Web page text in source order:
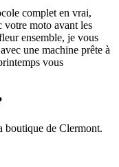
complet en vrai,
votre moto avant les
ensemble, je vous
une machine prête à
vous
boutique de Clermont.